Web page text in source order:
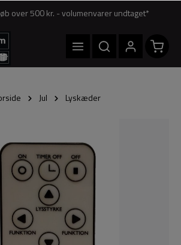
over 500 kr. - volumenvarer undtaget*
Jul Lyskæder